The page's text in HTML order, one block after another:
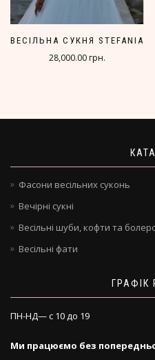
ВЕСІЛЬНА СУКНЯ STEFANIA
28,000.00 грн.
Фасони весільних суконь
Вечірні сукні
Весільні шуби, кофти та
Весільні фати
ГРАФІК
ПН-НД— с 10 до 19
Ми працюємо без